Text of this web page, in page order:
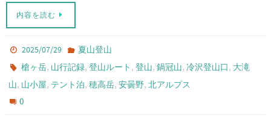
内容を読む
2025/07/29
夏山登山
槍ヶ岳, 山行記録,登山ルート ,登山,鍋冠山,冷沢登山口, 大滝
山, 山小屋, テント泊, 穂高岳, 安曇野, 北アルプス
0